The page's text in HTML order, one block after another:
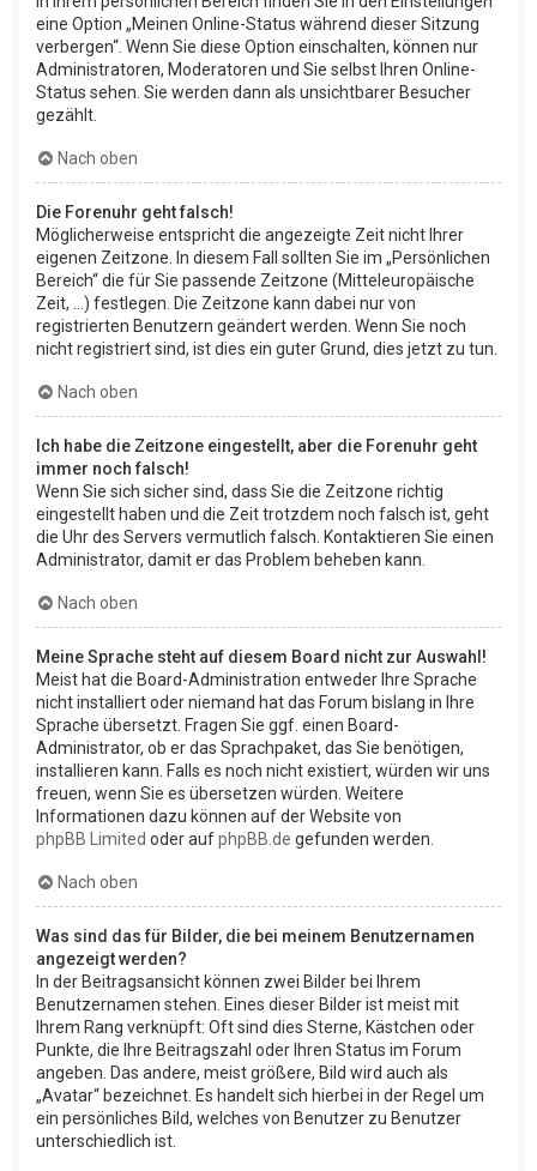
eine Option „Meinen Online-Status während dieser Sitzung
verbergen“. Wenn Sie diese Option einschalten, können nur
Administratoren, Moderatoren und Sie selbst Ihren Online-
Status sehen. Sie werden dann als unsichtbarer Besucher
gezählt.
Nach oben
Die Forenuhr geht falsch!
Möglicherweise entspricht die angezeigte Zeit nicht Ihrer
eigenen Zeitzone. In diesem Fall sollten Sie im „Persönlichen
Bereich“ die für Sie passende Zeitzone (Mitteleuropäische
Zeit, ...) festlegen. Die Zeitzone kann dabei nur von
registrierten Benutzern geändert werden. Wenn Sie noch
nicht registriert sind, ist dies ein guter Grund, dies jetzt zu tun.
Nach oben
Ich habe die Zeitzone eingestellt, aber die Forenuhr geht
immer noch falsch!
Wenn Sie sich sicher sind, dass Sie die Zeitzone richtig
eingestellt haben und die Zeit trotzdem noch falsch ist, geht
die Uhr des Servers vermutlich falsch. Kontaktieren Sie einen
Administrator, damit er das Problem beheben kann.
Nach oben
Meine Sprache steht auf diesem Board nicht zur Auswahl!
Meist hat die Board-Administration entweder Ihre Sprache
nicht installiert oder niemand hat das Forum bislang in Ihre
Sprache übersetzt. Fragen Sie ggf. einen Board-
Administrator, ob er das Sprachpaket, das Sie benötigen,
installieren kann. Falls es noch nicht existiert, würden wir uns
freuen, wenn Sie es übersetzen würden. Weitere
Informationen dazu können auf der Website von
phpBB Limited oder aufphpBB.de gefunden werden.
Nach oben
Was sind das für Bilder, die bei meinem Benutzernamen
angezeigt werden?
In der Beitragsansicht können zwei Bilder bei Ihrem
Benutzernamen stehen. Eines dieser Bilder ist meist mit
Ihrem Rang verknüpft: Oft sind dies Sterne, Kästchen oder
Punkte, die Ihre Beitragszahl oder Ihren Status im Forum
angeben. Das andere, meist größere, Bild wird auch als
„Avatar“ bezeichnet. Es handelt sich hierbei in der Regel um
ein persönliches Bild, welches von Benutzer zu Benutzer
unterschiedlich ist.